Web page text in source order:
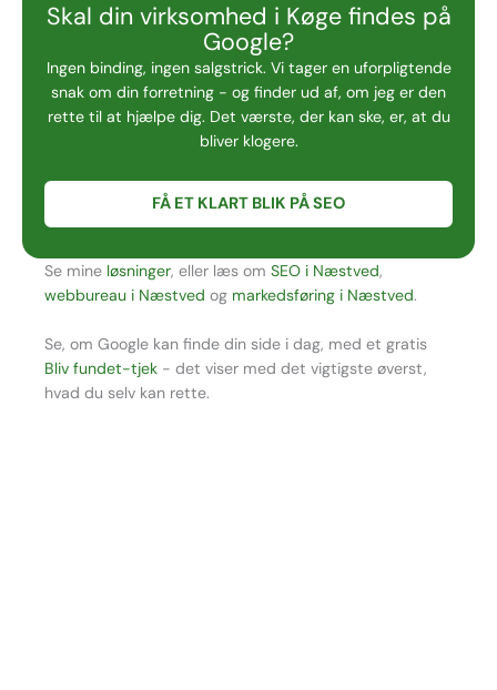
Skal din virksomhed i Køge findes på
Google?
Ingen binding, ingen salgstrick. Vi tager en uforpligtende
snak om din forretning - og finder ud af, om jeg er den
rette til at hjælpe dig. Det værste, der kan ske, er, at du
bliver klogere.
FÅ ET KLART BLIK PÅ SEO
Se mine løsninger, eller læs om SEO i Næstved,
webbureau i Næstved og markedsføring i Næstved.
Se, om Google kan finde din side i dag, med et gratis
Bliv fundet-tjek - det viser med det vigtigste øverst,
hvad du selv kan rette.